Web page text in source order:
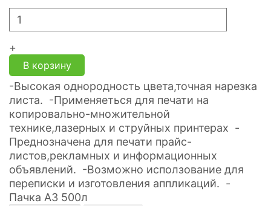
+
В корзину
-Высокая однородность цвета,точная нарезка
листа. -Применяеться для печати на
копировально-множительной
технике,лазерных и струйных принтерах -
Преднозначена для печати прайс-
листов,рекламных и информационных
объявлений. -Возможно исползование для
переписки и изготовления аппликаций. -
Пачка А3 500л